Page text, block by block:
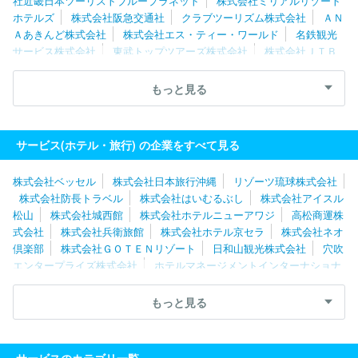
ホテルズ
株式会社阪急交通社 クラブツーリズム株式会社
ＡＮ
Ａあきんど株式会社
株式会社エス・ティー・ワールド
名鉄観光
サービス株式会社
東武トップツアーズ株式会社
株式会社ＪＴＢ
グローバルマーケティング＆トラベル
株式会社帝国ホテル
ルー
株式会社三井不動産ホテルマネジメント
Ｂビジネストラベルソリューションズ
株式会社ニュー・オータニ
株式会社星野リゾート・マネジメント
株式会社パレスホテル
株式会社
株式会社ＪＣＢトラベル
住友不動産ヴィラフォンテー
ヌ株式会社
藤田観光株式会社
株式会社ＪＴＢメディアリテーリ
ング
株式会社東急ホテルズ 東急リゾーツ＆ステイ株式会社
株
式会社東京ドームホテル
日本ヒルトン株式会社
森トラスト・ホ
テルズ＆リゾーツ株式会社
日本ホテル株式会社
株式会社ＪＲ東
海ホテルズ
株式会社スーパーホテル
株式会社阪急阪神ホテルズ
株式会社ジェイアール西日本ウェルネット
リゾートトラスト株式
株式会社ベルクラシック東京
株式会社東武ホテルマネジメ
ント
株式会社ロイヤルホテル
株式会社ロイヤルパークホテル
社
湯快リゾート株式会社
もっと見る
サービス(ホテル・旅行) の企業をすべて見る
株式会社ベッセル 株式会社日本旅行沖縄
リゾーツ琉球株式会社
株式会社防長トラベル
株式会社はいむるぶし
株式会社アイスル
松山
株式会社城西館 株式会社ホテルニューアワジ
高松商運株
式会社
株式会社兵衛旅館 株式会社ホテル京セラ
株式会社ネオ
倶楽部
株式会社ＧＯＴＥＮリゾート 日和山観光株式会社
穴吹
エンタープライズ株式会社
ホテルマネージメントインターナショナ
ル株式会社
株式会社夢舞台 株式会社西鉄ホテルズ
株式会社Ｒ
よろづや観光株式会社 株式会社加賀屋
株式会社青雲
荘
ーホテル
株式会社ツーリストアイチ 株式会社ホテル銀水荘
株
もっと見る